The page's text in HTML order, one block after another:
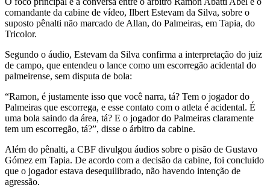
comandante da cabine de vídeo, Ilbert Estevam da Silva, sobre o
suposto pênalti não marcado de Allan, do Palmeiras, em Tapia, do
Tricolor.
Segundo o áudio, Estevam da Silva confirma a interpretação do juiz
de campo, que entendeu o lance como um escorregão acidental do
palmeirense, sem disputa de bola:
“Ramon, é justamente isso que você narra, tá? Tem o jogador do
Palmeiras que escorrega, e esse contato com o atleta é acidental. É
uma bola saindo da área, tá? E o jogador do Palmeiras claramente
tem um escorregão, tá?”, disse o árbitro da cabine.
Além do pênalti, a CBF divulgou áudios sobre o pisão de Gustavo
Gómez em Tapia. De acordo com a decisão da cabine, foi concluido
que o jogador estava desequilibrado, não havendo intenção de
agressão.